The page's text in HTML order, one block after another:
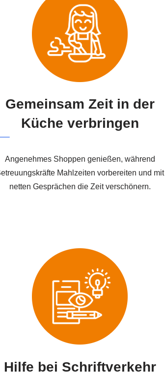
Gemeinsam Zeit in der
Küche verbringen
Angenehmes Shoppen genießen, während
Mahlzeiten vorbereiten und mit
netten Gesprächen die Zeit verschönern.
Hilfe bei Schriftverkehr